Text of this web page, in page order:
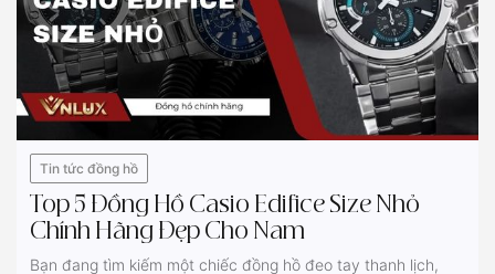
Tin tức đồng hồ
Top 5 Đồng Hồ Casio Edifice Size Nhỏ
Chính Hãng Đẹp Cho Nam
Bạn đang tìm kiếm một chiếc đồng hồ đeo tay thanh lịch,